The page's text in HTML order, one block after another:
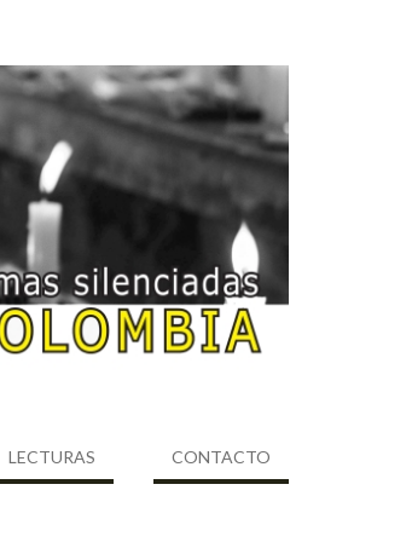
LECTURAS CONTACTO